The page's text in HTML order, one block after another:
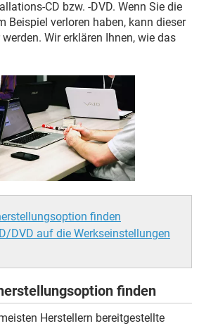
INSTAGRAM
TIKTOK
CD bzw. -DVD. Wenn Sie die
Beispiel verloren haben, kann dieser
Wir erklären Ihnen, wie das
finden
DVD auf die Werkseinstellungen
finden
Herstellern bereitgestellte